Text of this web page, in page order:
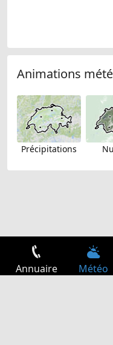
Animations
Précipitations
Annuaire Météo